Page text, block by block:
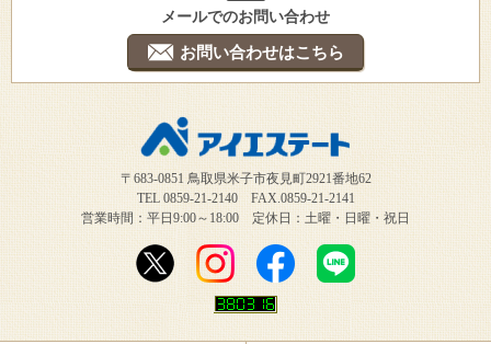
メールでのお問い合わせ
お問い合わせはこちら
〒683-0851 鳥取県米子市夜見町2921番地62
TEL 0859-21-2140 FAX.0859-21-2141
営業時間：平日9:00～18:00 定休日：土曜・日曜・祝日